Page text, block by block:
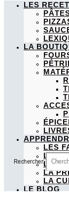
Rechercher:
LES
LA
LES
LA
LES
LA
LA
LE BLOG